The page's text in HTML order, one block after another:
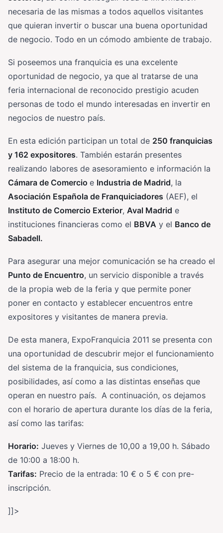
necesaria de las mismas a todos aquellos visitantes
que quieran invertir o buscar una buena oportunidad
de negocio. Todo en un cómodo ambiente de trabajo.
Si poseemos una franquicia es una excelente
oportunidad de negocio, ya que al tratarse de una
feria internacional de reconocido prestigio acuden
personas de todo el mundo interesadas en invertir en
negocios de nuestro país.
En esta edición participan un total de 250 franquicias
y 162 expositores. También estarán presentes
realizando labores de asesoramiento e información la
Cámara de Comercio e Industria de Madrid, la
Asociación Española de Franquiciadores (AEF), el
Instituto de Comercio Exterior, Aval Madrid e
instituciones financieras como el BBVA y el Banco de
Sabadell.
Para asegurar una mejor comunicación se ha creado el
Punto de Encuentro, un servicio disponible a través
de la propia web de la feria y que permite poner
poner en contacto y establecer encuentros entre
expositores y visitantes de manera previa.
De esta manera, ExpoFranquicia 2011 se presenta con
una oportunidad de descubrir mejor el funcionamiento
del sistema de la franquicia, sus condiciones,
posibilidades, así como a las distintas enseñas que
operan en nuestro país. A continuación, os dejamos
con el horario de apertura durante los días de la feria,
así como las tarifas:
Horario: Jueves y Viernes de 10,00 a 19,00 h. Sábado
de 10:00 a 18:00 h.
Tarifas: Precio de la entrada: 10 € o 5 € con pre-
inscripción.
]]>